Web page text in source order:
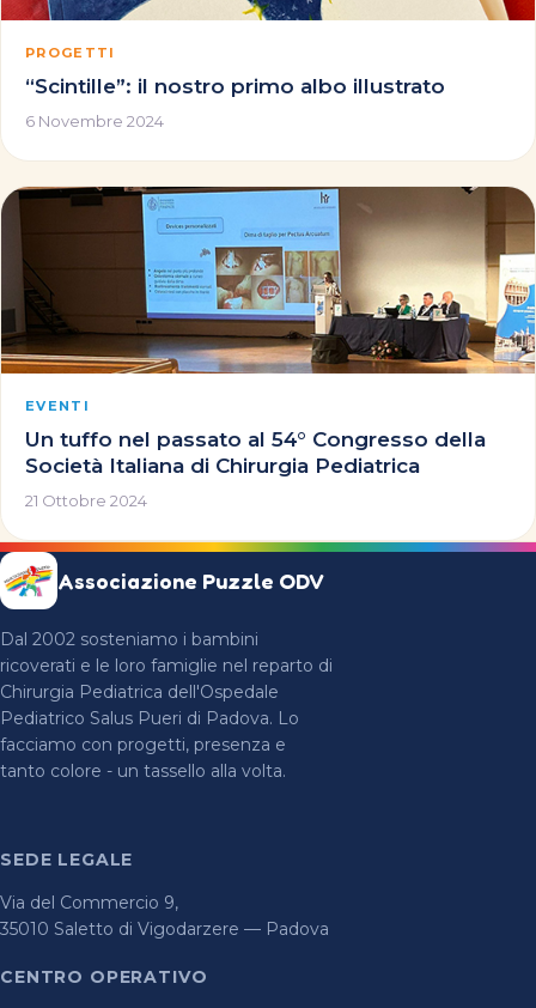
PROGETTI
“Scintille”: il nostro primo albo illustrato
6 Novembre 2024
EVENTI
Un tuffo nel passato al 54° Congresso della
Società Italiana di Chirurgia Pediatrica
21 Ottobre 2024
Associazione Puzzle ODV
Dal 2002 sosteniamo i bambini
ricoverati e le loro famiglie nel reparto di
Chirurgia Pediatrica dell'Ospedale
Pediatrico Salus Pueri di Padova. Lo
facciamo con progetti, presenza e
tanto colore - un tassello alla volta.
SEDE LEGALE
Via del Commercio 9,
35010 Saletto di Vigodarzere — Padova
CENTRO OPERATIVO